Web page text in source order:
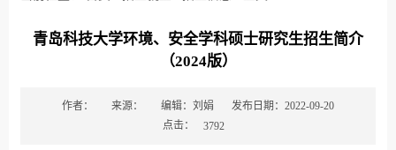
青岛科技大学环境、安全学科硕士研究生招生简介
（2024版）
作者： 来源： 编辑：刘娟
发布日期：2022-09-20
点击：
3792